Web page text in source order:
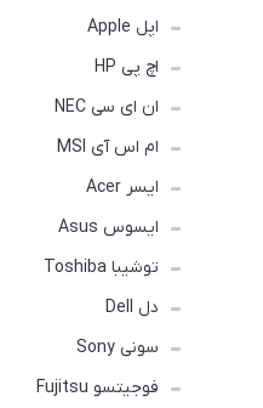
اپل Apple
اچ پی HP
ان ای سی NEC
ام اس آی MSI
ایسر Acer
ایسوس Asus
توشیبا Toshiba
دل Dell
سونی Sony
فوجیتسو Fujitsu